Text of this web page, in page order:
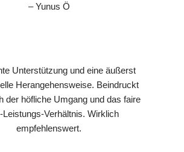
– Yunus Ö
Unterstützung und eine äußerst
Herangehensweise. Beindruckt
der höfliche Umgang und das faire
Leistungs-Verhältnis. Wirklich
empfehlenswert.